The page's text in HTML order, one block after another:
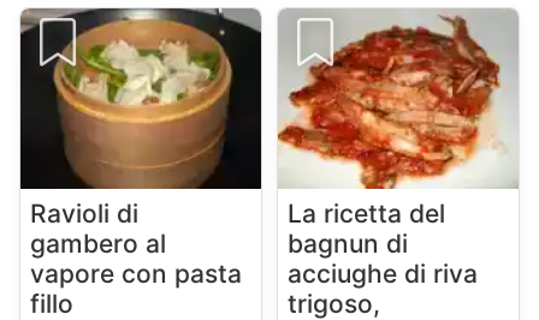
Ravioli di
gambero al
vapore con pasta
fillo
La ricetta del
bagnun di
acciughe di riva
trigoso,